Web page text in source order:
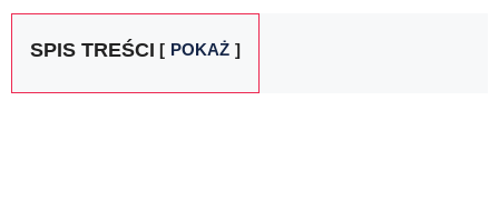
SPIS TREŚCI POKAŻ